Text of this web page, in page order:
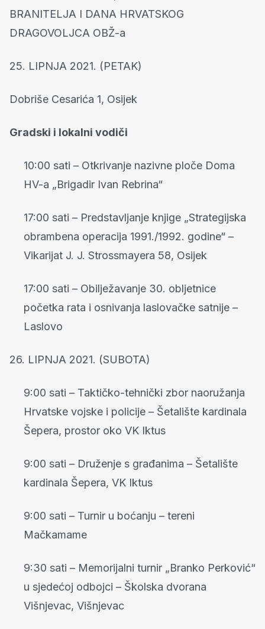
BRANITELJA I DANA HRVATSKOG
DRAGOVOLJCA OBŽ-a
25. LIPNJA 2021. (PETAK)
Dobriše Cesarića 1, Osijek
Gradski i lokalni vodiči
10:00 sati – Otkrivanje nazivne ploče Doma
HV-a „Brigadir Ivan Rebrina“
17:00 sati – Predstavljanje knjige „Strategijska
obrambena operacija 1991./1992. godine“ –
Vikarijat J. J. Strossmayera 58, Osijek
17:00 sati – Obilježavanje 30. obljetnice
početka rata i osnivanja laslovačke satnije –
Laslovo
26. LIPNJA 2021. (SUBOTA)
9:00 sati – Taktičko-tehnički zbor naoružanja
Hrvatske vojske i policije – Šetalište kardinala
Šepera, prostor oko VK Iktus
9:00 sati – Druženje s građanima – Šetalište
kardinala Šepera, VK Iktus
9:00 sati – Turnir u boćanju – tereni
Mačkamame
9:30 sati – Memorijalni turnir „Branko Perković“
u sjedećoj odbojci – Školska dvorana
Višnjevac, Višnjevac